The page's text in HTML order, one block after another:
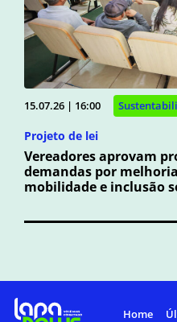
15.07.26 | 16:00
Projeto de lei
Vereadores aprovam
demandas por
mobilidade e inclusão
Home